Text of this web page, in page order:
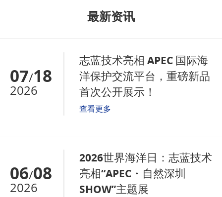
最新资讯
07/18
2026
志蓝技术亮相 APEC 国际海
洋保护交流平台，重磅新品
首次公开展示！
查看更多
06/08
2026
2026世界海洋日：志蓝技术
亮相“APEC・自然深圳
SHOW”主题展